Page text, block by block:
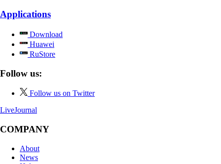
Applications
Download
Huawei
RuStore
Follow us:
Follow us on Twitter
LiveJournal
COMPANY
About
News